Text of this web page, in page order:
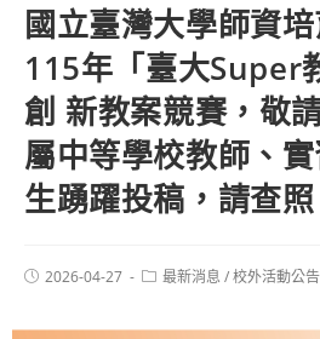
國立臺灣大學師資
115年「臺大Super
創 新教案競賽，敬
屬中等學校教師、
生踴躍投稿，請查照
2026-04-27 最新消息 /校外活動公告